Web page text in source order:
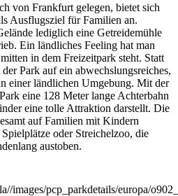
von Frankfurt gelegen, bietet sich
Ausflugsziel für Familien an.
lediglich eine Getreidemühle
Ein ländliches Feeling hat man
in dem Freizeitpark steht. Statt
Park auf ein abwechslungsreiches,
einer ländlichen Umgebung. Mit der
eine 128 Meter lange Achterbahn
eine tolle Attraktion darstellt. Die
auf Familien mit Kindern
oder Streichelzoo, die
austoben.